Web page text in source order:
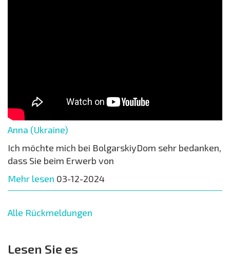
Anna (Ukraine)
Ich möchte mich bei BolgarskiyDom sehr bedanken,
dass Sie beim Erwerb von
Mehr lesen 03-12-2024
Alle Rückmeldungen
Lesen Sie es